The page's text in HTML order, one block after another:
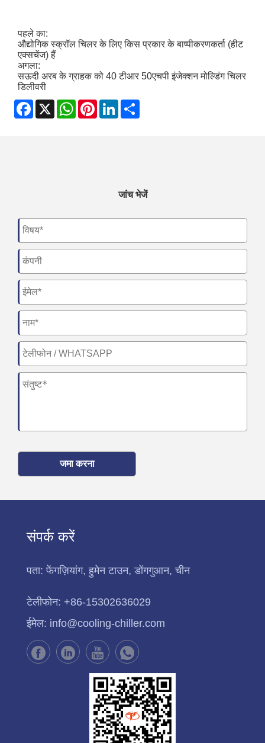
पहले का:
औद्योगिक स्क्रॉल चिलर के लिए किस प्रकार के बाष्पीकरणकर्ता (हीट
एक्सचेंज) हैं
अगला:
सऊदी अरब के ग्राहक को 40 टीआर 50एचपी इंजेक्शन मोल्डिंग चिलर
डिलीवरी
Facebook
X WhatsApp
PinterestLinkedIn
जांच भेजें
जमा करना
संपर्क करें
पता:फेंगज़ियांग, हुमेन टाउन, डोंगगुआन, चीन
टेलीफोन: +86-15302636029
ईमेल: info@cooling-chiller.com